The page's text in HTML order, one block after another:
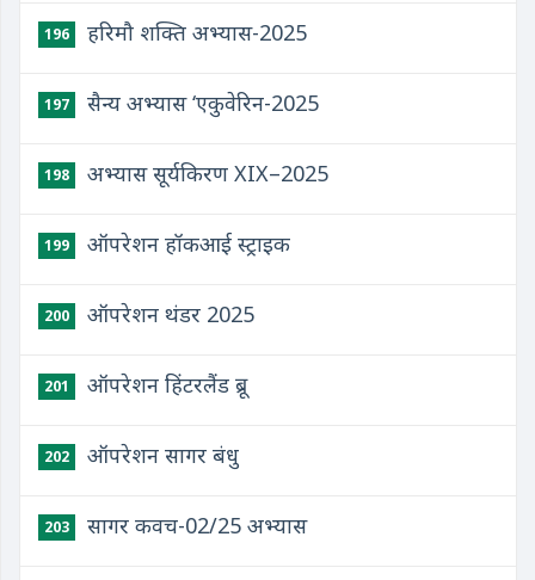
196 हरिमौ शक्ति अभ्यास-2025
197 सैन्य अभ्यास ‘एकुवेरिन-2025
198 अभ्यास सूर्यकिरण XIX–2025
199 ऑपरेशन हॉकआई स्ट्राइक
200 ऑपरेशन थंडर 2025
201 ऑपरेशन हिंटरलैंड ब्रू
202 ऑपरेशन सागर बंधु
203 सागर कवच-02/25 अभ्यास